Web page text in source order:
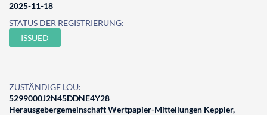
2025-11-18
STATUS DER REGISTRIERUNG:
ISSUED
ZUSTÄNDIGE LOU:
5299000J2N45DDNE4Y28
Herausgebergemeinschaft Wertpapier-Mitteilungen Keppler,